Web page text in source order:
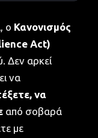
ο Κανονισμός
Act)
Δεν αρκεί
να
να
από σοβαρά
με